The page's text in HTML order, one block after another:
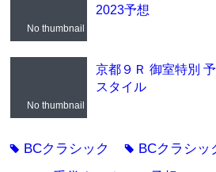
No thumbnail
2023予想
No thumbnail
京都９Ｒ 御室特別
スタイル
tag BCクラシック tag BCクラシッ